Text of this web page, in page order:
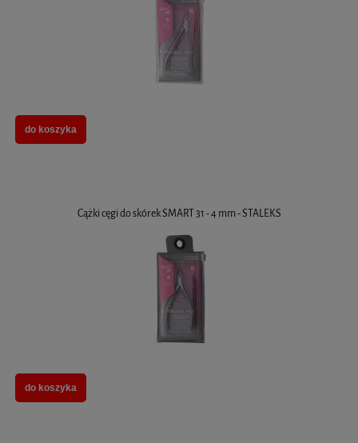
do koszyka
Cążki cęgi do skórek SMART 31 - 4 mm - STALEKS
do koszyka